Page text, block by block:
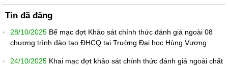
Tin đã đăng
28/10/2025 Bế mạc đợt Khảo sát chính thức đánh giá ngoài 08
chương trình đào tạo ĐHCQ tại Trường Đại học Hùng Vương
24/10/2025 Khai mạc đợt khảo sát chính thức đánh giá ngoài chất